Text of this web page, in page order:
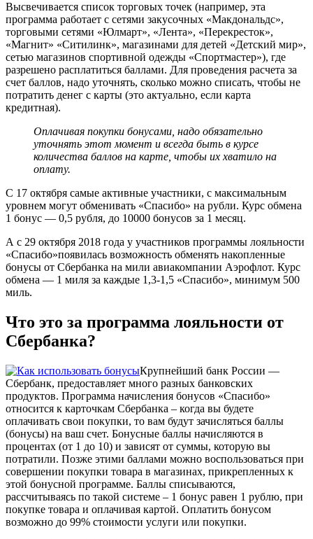
Высвечивается список торговых точек (например, эта
программа работает с сетями закусочных «Макдональдс»,
торговыми сетями «Юлмарт», «Лента», «Перекресток»,
«Магнит» «Ситилинк», магазинами для детей «Детский мир»,
сетью магазинов спортивной одежды «Спортмастер»), где
разрешено расплатиться баллами. Для проведения расчета за
счет баллов, надо уточнять, сколько можно списать, чтобы не
потратить денег с карты (это актуально, если карта
кредитная).
Оплачивая покупки бонусами, надо обязательно
уточнять этот момент и всегда быть в курсе
количества баллов на карте, чтобы их хватило на
оплату.
С 17 октября самые активные участники, с максимальным
уровнем могут обменивать «Спасибо» на рубли. Курс обмена
1 бонус — 0,5 рубля, до 10000 бонусов за 1 месяц.
А с 29 октября 2018 года у участников программы лояльности
«Спасибо»появилась возможность обменять накопленные
бонусы от Сбербанка на мили авиакомпании Аэрофлот. Курс
обмена — 1 миля за каждые 1,3-1,5 «Спасибо», минимум 500
миль.
Что это за программа лояльности от
Сбербанка?
Крупнейший банк России —
Сбербанк, предоставляет много разных банковских
продуктов. Программа начисления бонусов «Спасибо»
относится к карточкам Сбербанка – когда вы будете
оплачивать свои покупки, то вам будут зачисляться баллы
(бонусы) на ваш счет. Бонусные баллы начисляются в
процентах (от 1 до 10) и зависят от суммы, которую вы
потратили. Позже этими баллами можно воспользоваться при
совершении покупки товара в магазинах, прикрепленных к
этой бонусной программе. Баллы списываются,
рассчитываясь по такой системе – 1 бонус равен 1 рублю, при
покупке товара и оплачивая картой. Оплатить бонусом
возможно до 99% стоимости услуги или покупки.